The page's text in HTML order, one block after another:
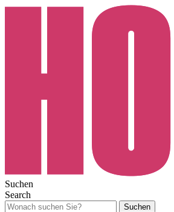
Suchen
Search
Suchen